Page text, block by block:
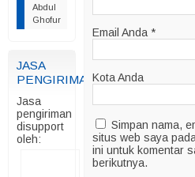
Abdul
Ghofur
JASA
PENGIRIMAN
Jasa
pengiriman
disupport
oleh:
Email Anda *
Kota Anda
Simpan nama,
situs web saya
ini untuk komentar
berikutnya.